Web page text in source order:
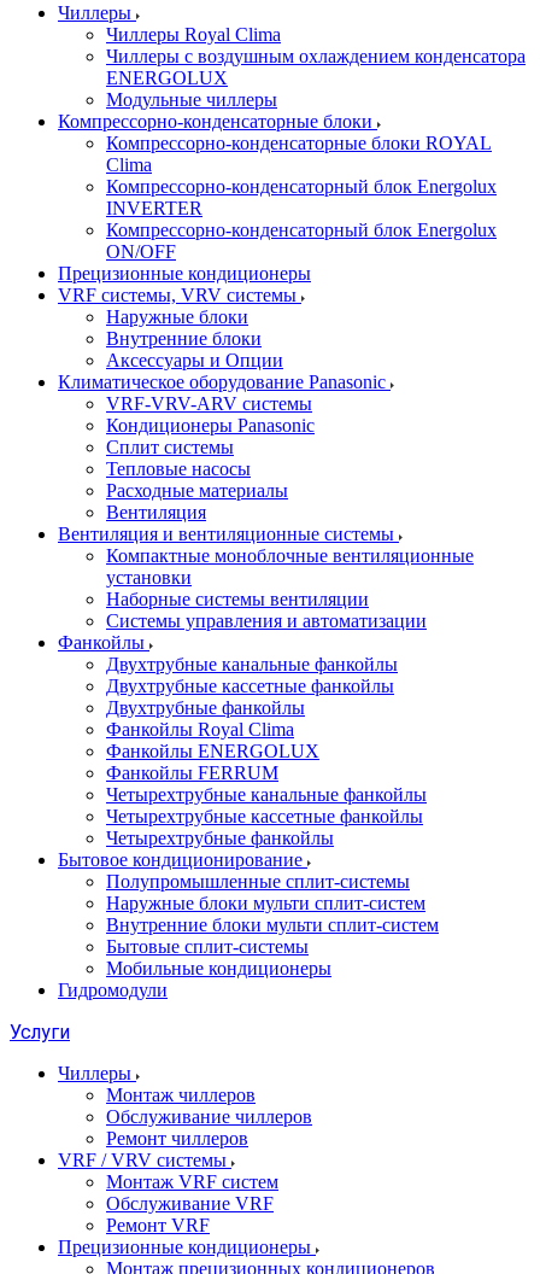
Чиллеры
Чиллеры Royal Clima
Чиллеры с воздушным охлаждением конденсатора
ENERGOLUX
Модульные чиллеры
Компрессорно-конденсаторные блоки
Компрессорно-конденсаторные блоки ROYAL
Clima
Компрессорно-конденсаторный блок Energolux
INVERTER
Компрессорно-конденсаторный блок Energolux
ON/OFF
Прецизионные кондиционеры
VRF системы, VRV системы
Наружные блоки
Внутренние блоки
Аксессуары и Опции
Климатическое оборудование Panasonic
VRF-VRV-ARV системы
Кондиционеры Panasonic
Сплит системы
Тепловые насосы
Расходные материалы
Вентиляция
Вентиляция и вентиляционные системы
Компактные моноблочные вентиляционные
установки
Наборные системы вентиляции
Системы управления и автоматизации
Фанкойлы
Двухтрубные канальные фанкойлы
Двухтрубные кассетные фанкойлы
Двухтрубные фанкойлы
Фанкойлы Royal Clima
Фанкойлы ENERGOLUX
Фанкойлы FERRUM
Четырехтрубные канальные фанкойлы
Четырехтрубные кассетные фанкойлы
Четырехтрубные фанкойлы
Бытовое кондиционирование
Полупромышленные сплит-системы
Наружные блоки мульти сплит-систем
Внутренние блоки мульти сплит-систем
Бытовые сплит-системы
Мобильные кондиционеры
Гидромодули
Услуги
Чиллеры
Монтаж чиллеров
Обслуживание чиллеров
Ремонт чиллеров
VRF / VRV системы
Монтаж VRF систем
Обслуживание VRF
Ремонт VRF
Прецизионные кондиционеры
Монтаж прецизионных кондиционеров